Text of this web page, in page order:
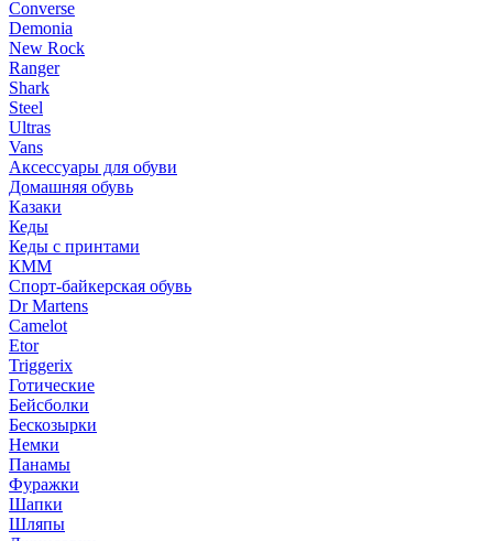
Converse
Demonia
New Rock
Ranger
Shark
Steel
Ultras
Vans
Аксессуары для обуви
Домашняя обувь
Казаки
Кеды
Кеды с принтами
КММ
Спорт-байкерская обувь
Dr Martens
Camelot
Etor
Triggerix
Готические
Бейсболки
Бескозырки
Немки
Панамы
Фуражки
Шапки
Шляпы